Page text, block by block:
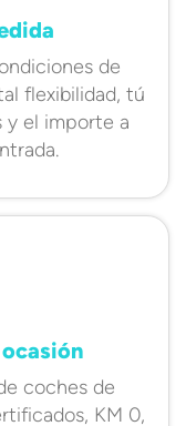
de
flexibilidad, tú
y el importe a
coches de
KM 0,